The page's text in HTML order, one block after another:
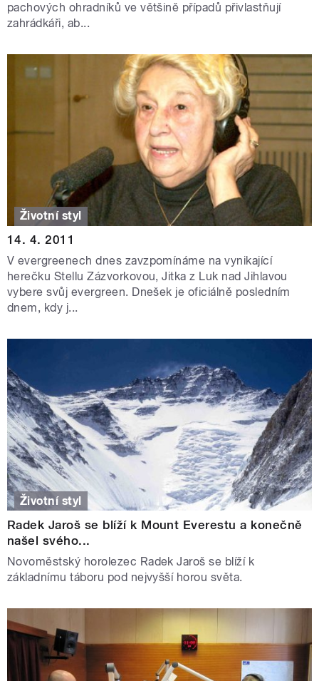
pachových ohradníků ve většině případů přivlastňují
zahrádkáři, ab...
Životní styl
14. 4. 2011
V evergreenech dnes zavzpomínáme na vynikající
herečku Stellu Zázvorkovou, Jitka z Luk nad Jihlavou
vybere svůj evergreen. Dnešek je oficiálně posledním
dnem, kdy j...
Životní styl
Radek Jaroš se blíží k Mount Everestu a konečně
našel svého...
Novoměstský horolezec Radek Jaroš se blíží k
základnímu táboru pod nejvyšší horou světa.